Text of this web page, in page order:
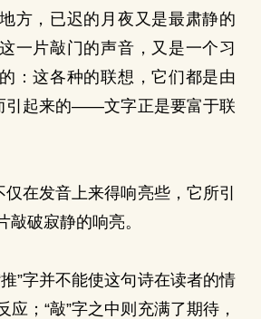
方，已迟的月夜又是最肃静的
一片敲门的声音，又是一个习
：这各种的联想，它们都是由
引起来的——文字正是要富于联
在发音上来得响亮些，它所引
敲破寂静的响亮。
字并不能使这句诗在读者的情
应；“敲”字之中则充满了期待，